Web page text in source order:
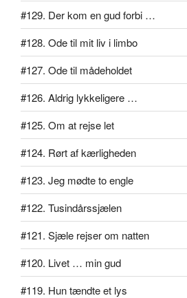
#129. Der kom en gud forbi …
#128. Ode til mit liv i limbo
#127. Ode til mådeholdet
#126. Aldrig lykkeligere …
#125. Om at rejse let
#124. Rørt af kærligheden
#123. Jeg mødte to engle
#122. Tusindårssjælen
#121. Sjæle rejser om natten
#120. Livet … min gud
#119. Hun tændte et lys